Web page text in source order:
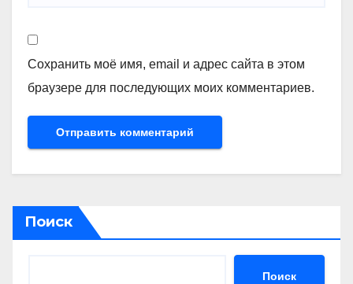
Сохранить моё имя, email и адрес сайта в этом
браузере для последующих моих комментариев.
Поиск
Поиск